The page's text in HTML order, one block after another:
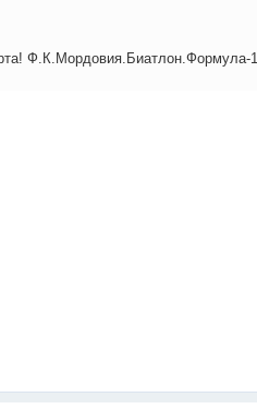
Ф.К.Мордовия.Биатлон.Формула-1.